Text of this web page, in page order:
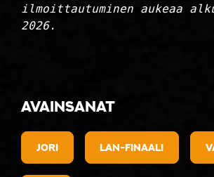
ilmoittautuminen aukeaa
2026.
Avainsanat
jori lan-finaali